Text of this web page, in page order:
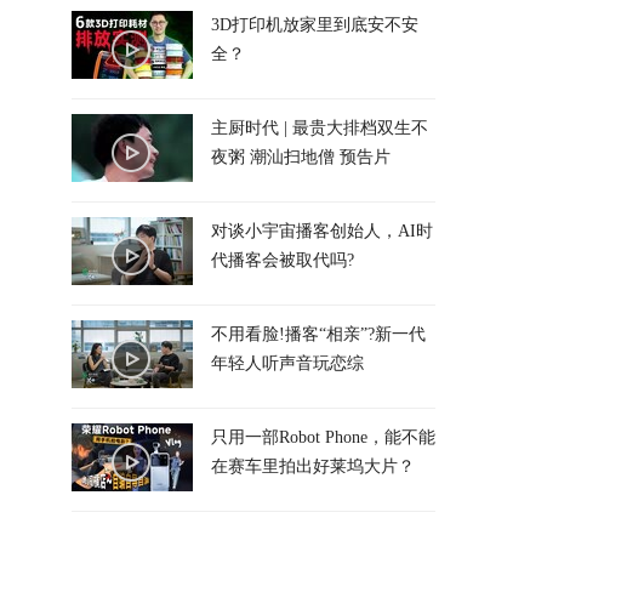
3D打印机放家里到底安不安
全？
主厨时代 | 最贵大排档双生不
夜粥 潮汕扫地僧 预告片
对谈小宇宙播客创始人，AI时
代播客会被取代吗?
不用看脸!播客“相亲”?新一代
年轻人听声音玩恋综
只用一部Robot Phone，能不能
在赛车里拍出好莱坞大片？